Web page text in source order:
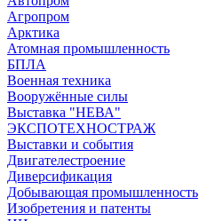
Агропром
Арктика
Атомная промышленность
БПЛА
Военная техника
Вооружённые силы
Выставка "НЕВА"
ЭКСПОТЕХНОСТРАЖ
Выставки и события
Двигателестроение
Диверсификация
Добывающая промышленность
Изобретения и патенты